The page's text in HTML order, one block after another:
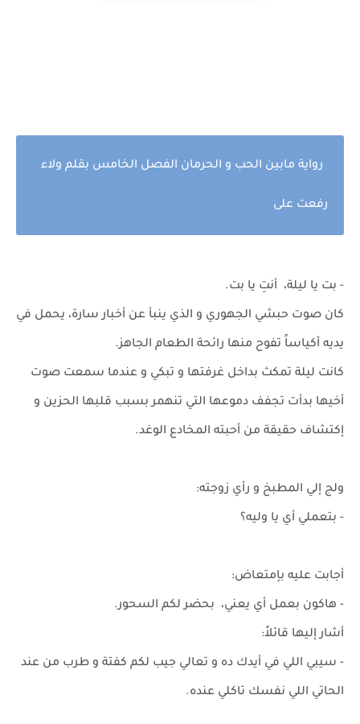
رواية مابين الحب و الحرمان الفصل الخامس بقلم ولاء
رفعت على
- بت يا ليلة، أنتِ يا بت.
كان صوت حبشي الجهوري و الذي ينبأ عن أخبار سارة، يحمل في
يديه أكياساً تفوح منها رائحة الطعام الجاهز.
كانت ليلة تمكث بداخل غرفتها و تبكي و عندما سمعت صوت
أخيها بدأت تجفف دموعها التي تنهمر بسبب قلبها الحزين و
إكتشاف حقيقة من أحبته المخادع الوغد.
ولج إلي المطبخ و رأي زوجته:
- بتعملي أي يا وليه؟
أجابت عليه بإمتعاض:
- هاكون بعمل أي يعني، بحضر لكم السحور.
أشار إليها قائلاً:
- سيبي اللي في أيدك ده و تعالي جيب لكم كفتة و طرب من عند
الحاتي اللي نفسك تاكلي عنده.